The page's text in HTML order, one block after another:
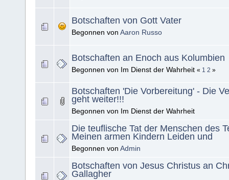
Botschaften von Gott Vater
Begonnen von Aaron Russo
Botschaften an Enoch aus Kolumbien
Begonnen von Im Dienst der Wahrheit « 1 2 »
Botschaften 'Die Vorbereitung' - Die
geht weiter!!!
Begonnen von Im Dienst der Wahrheit
Die teuflische Tat der Menschen des
Meinen armen Kindern Leiden und
Begonnen von Admin
Botschaften von Jesus Christus an
Gallagher